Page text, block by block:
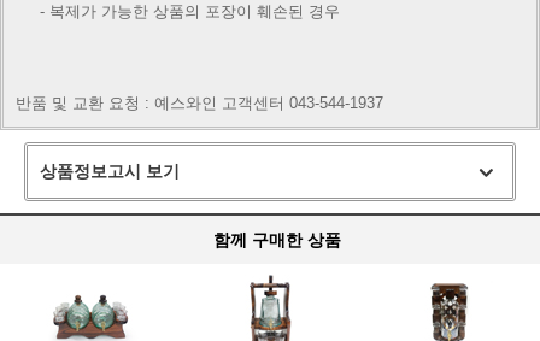
- 복제가 가능한 상품의 포장이 훼손된 경우
반품 및 교환 요청 : 예스와인 고객센터 043-544-1937
상품정보고시 보기
함께 구매한 상품